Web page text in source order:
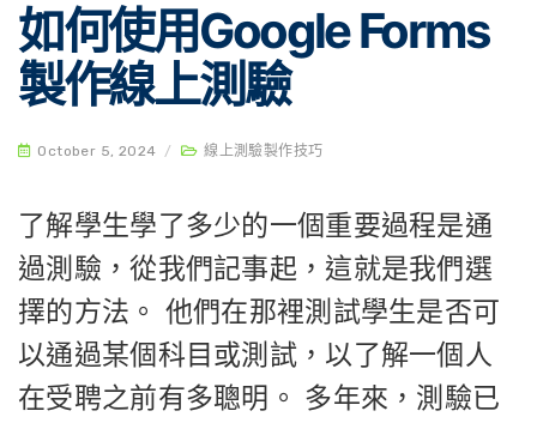
如何使用Google Forms
製作線上測驗
October 5, 2024 / 線上測驗製作技巧
了解學生學了多少的一個重要過程是通
過測驗，從我們記事起，這就是我們選
擇的方法。 他們在那裡測試學生是否可
以通過某個科目或測試，以了解一個人
在受聘之前有多聰明。 多年來，測驗已